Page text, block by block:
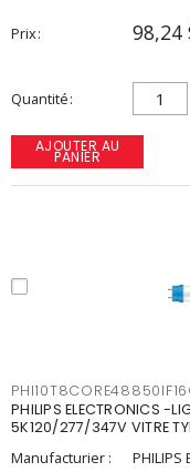
Prix 98,24
Quantité
AJOUTER AU
PANIER
PHILIPS ELECTRONICS -
5K120/277/347V VITRE
Manufacturier :
PHILIPS